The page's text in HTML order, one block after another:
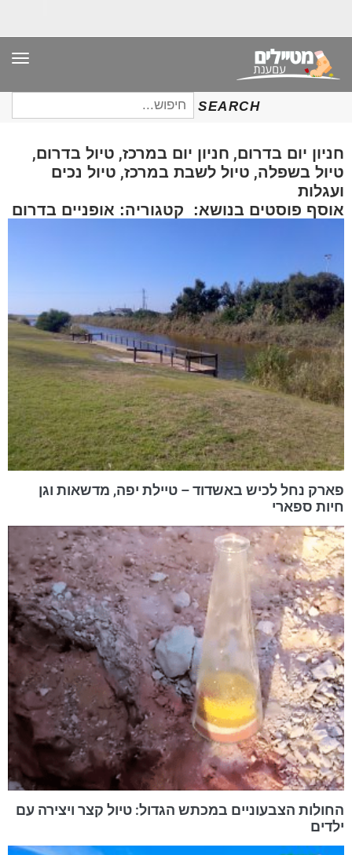
SEARCH
חיפוש
עבור:
חניון יום בדרום, חניון יום במרכז, טיול בדרום,
טיול בשפלה, טיול לשבת במרכז, טיול נכים
ועגלות
אוסף פוסטים בנושא: קטגוריה: אופניים בדרום
פארק נחל לכיש באשדוד – טיילת יפה, מדשאות וגן
חיות ספארי
החולות הצבעוניים במכתש הגדול: טיול קצר ויצירה עם
ילדים